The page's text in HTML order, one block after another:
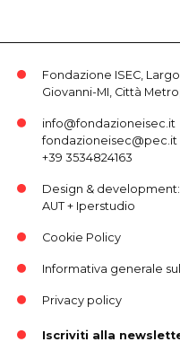
Fondazione ISEC,
Giovanni-MI, Città
info@fondazioneisec.it
fondazioneisec@pec.it
+39 3534824163
Design & development:
AUT+ Iperstudio
Cookie Policy
Informativa generale
Privacy policy
Iscriviti alla